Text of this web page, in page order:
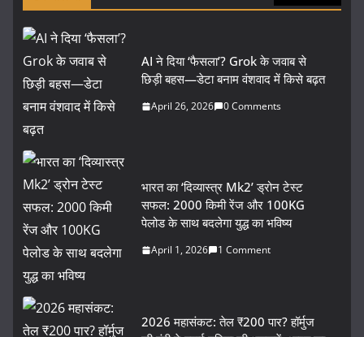
AI ने दिया ‘फैसला’? Grok के जवाब से
छिड़ी बहस—डेटा बनाम वंशवाद में किसे बढ़त
April 26, 2026 0 Comments
भारत का ‘दिव्यास्त्र Mk2’ ड्रोन टेस्ट
सफल: 2000 किमी रेंज और 100KG
पेलोड के साथ बदलेगा युद्ध का भविष्य
April 1, 2026 1 Comment
2026 महासंकट: तेल ₹200 पार? हॉर्मुज